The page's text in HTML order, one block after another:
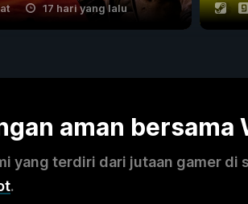
17 hari yang lalu
aman bersama
yang terdiri dari jutaan gamer di
.